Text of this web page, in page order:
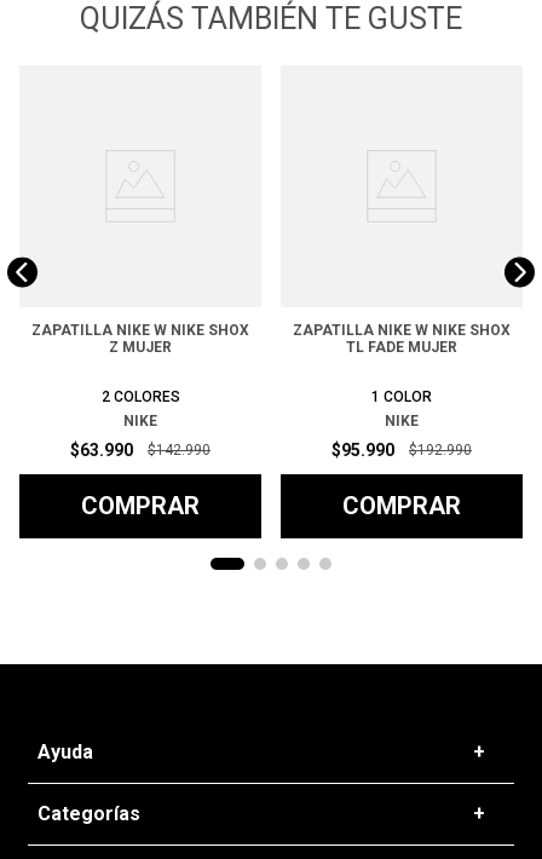
QUIZÁS TAMBIÉN TE GUSTE
ZAPATILLA NIKE W NIKE SHOX
Z MUJER
2 COLORES
NIKE
$63.990 $142.990
COMPRAR
ZAPATILLA NIKE W NIKE SHOX
TL FADE MUJER
1 COLOR
NIKE
$95.990 $192.990
COMPRAR
Ayuda +
Preguntas frecuentes
T&C - Políticas de Envío
Categorías +